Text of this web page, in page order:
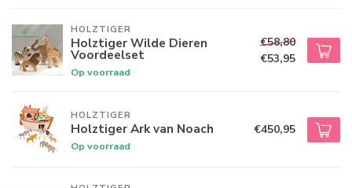
HOLZTIGER
Holztiger Wilde Dieren
Voordeelset
Op voorraad
€58,80
€53,95
HOLZTIGER
Holztiger Ark van Noach
Op voorraad
€450,95